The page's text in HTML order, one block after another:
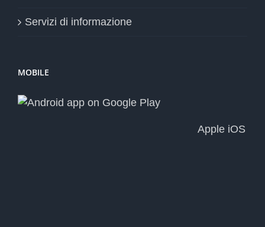
Servizi di informazione
MOBILE
Apple iOS